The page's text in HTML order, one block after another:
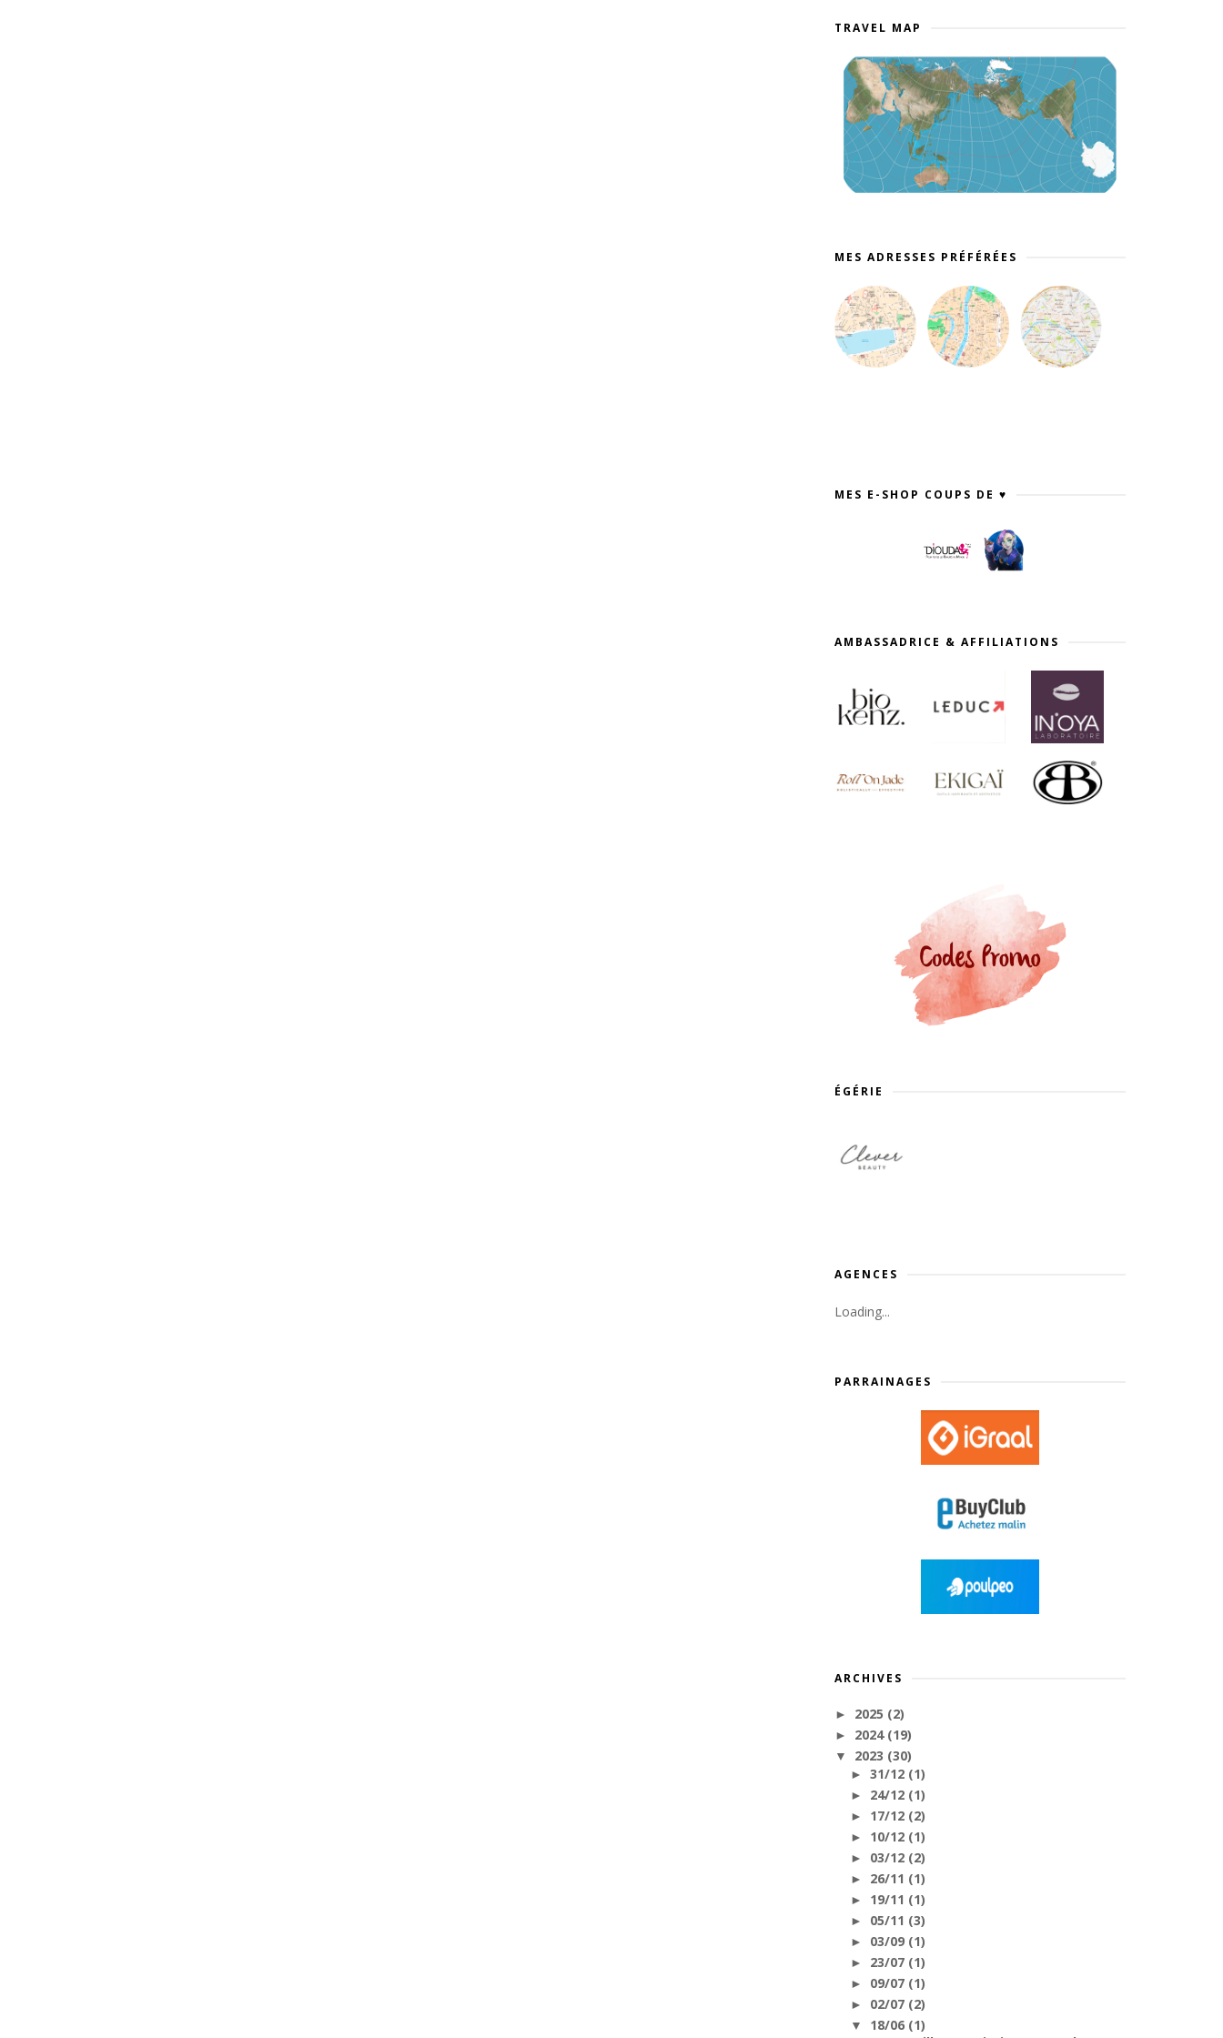
TRAVEL MAP
MES ADRESSES PRÉFÉRÉES
MES E-SHOP COUPS DE ♥
AMBASSADRICE & AFFILIATIONS
ÉGÉRIE
AGENCES
Loading...
PARRAINAGES
ARCHIVES
► 2025 (2)
► 2024 (19)
▼ 2023 (30)
► 31/12 (1)
► 24/12 (1)
► 17/12 (2)
► 10/12 (1)
► 03/12 (2)
► 26/11 (1)
► 19/11 (1)
► 05/11 (3)
► 03/09 (1)
► 23/07 (1)
► 09/07 (1)
► 02/07 (2)
▼ 18/06 (1)